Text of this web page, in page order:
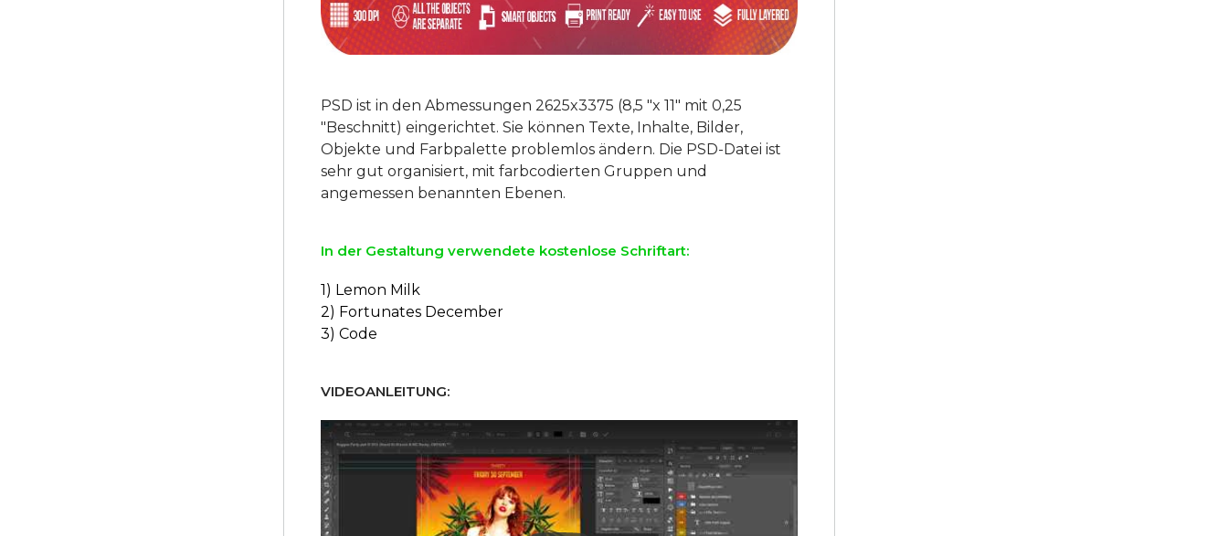
PSD ist in den Abmessungen 2625x3375 (8,5 "x 11" mit 0,25
"Beschnitt) eingerichtet. Sie können Texte, Inhalte, Bilder,
Objekte und Farbpalette problemlos ändern. Die PSD-Datei ist
sehr gut organisiert, mit farbcodierten Gruppen und
In der Gestaltung verwendete kostenlose Schriftart:
1) Lemon Milk
2) Fortunates December
3) Code
VIDEOANLEITUNG: